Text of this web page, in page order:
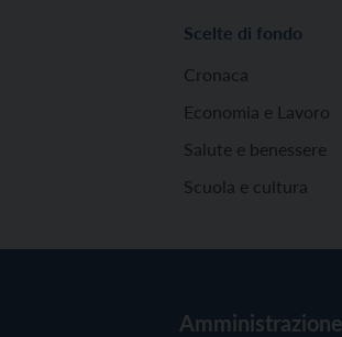
Scelte di fondo
Cronaca
Economia e Lavoro
Salute e benessere
Scuola e cultura